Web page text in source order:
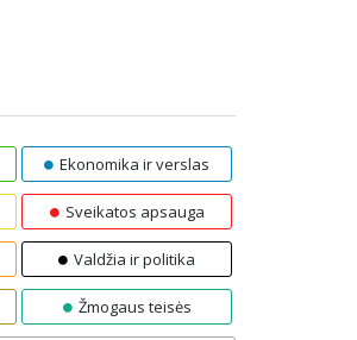
Ekonomika ir verslas
Sveikatos apsauga
Valdžia ir politika
Žmogaus teisės